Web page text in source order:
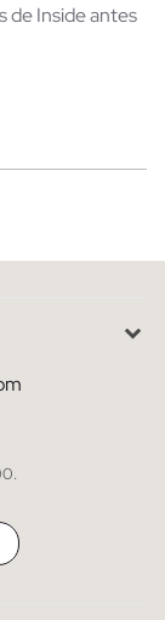
de Inside antes